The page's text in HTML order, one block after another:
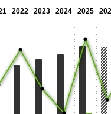
Le segment Solutions de
transactions et des
municipalités, aux
et aux établissements de